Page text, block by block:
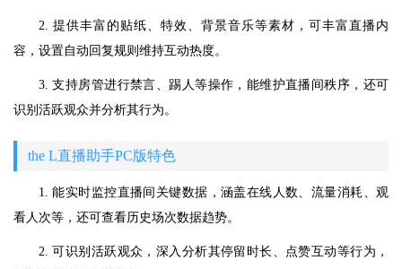
2. 提供丰富的贴纸、特效、背景音乐等素材，可丰富直播内
容，设置自动回复规则维持互动热度。
3. 支持房管进行禁言、踢人等操作，能维护直播间秩序，还可
识别活跃观众并分析其行为。
the L直播助手PC版特色
1. 能实时监控直播间关键数据，涵盖在线人数、流量消耗、观
看人次等，还可查看历史场次数据趋势。
2. 可识别活跃观众，深入分析其停留时长、点赞互动等行为，